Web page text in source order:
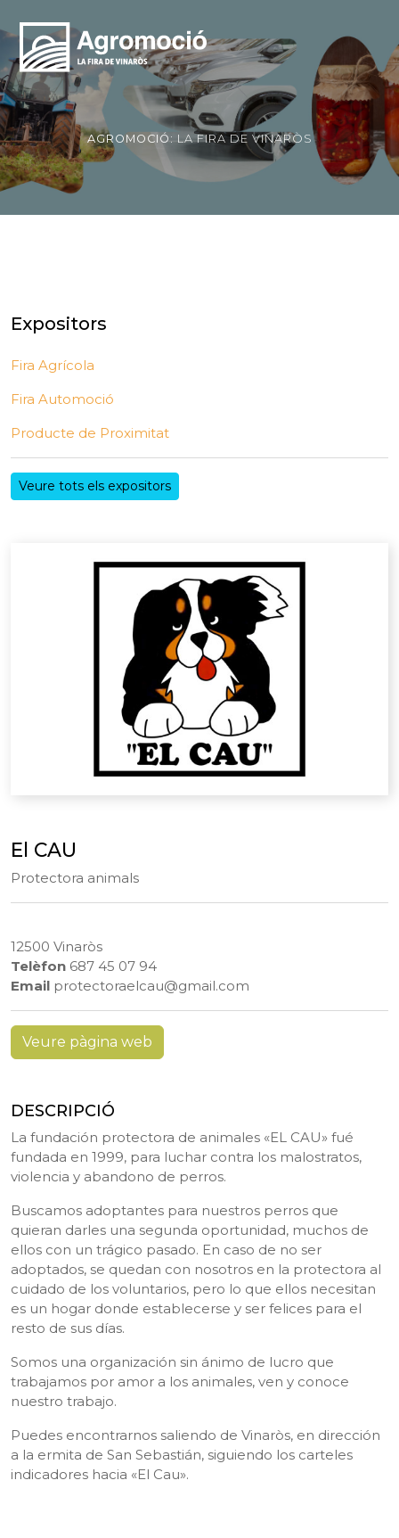
AGROMOCIÓ: LA FIRA DE VINARÒS
Expositors
Fira Agrícola
Fira Automoció
Producte de Proximitat
Veure tots els expositors
El CAU
Protectora animals
12500 Vinaròs
Telèfon 687 45 07 94
Email protectoraelcau@gmail.com
Veure pàgina web
DESCRIPCIÓ
La fundación protectora de animales «EL CAU» fué
fundada en 1999, para luchar contra los malostratos,
violencia y abandono de perros.
Buscamos adoptantes para nuestros perros que
quieran darles una segunda oportunidad, muchos de
ellos con un trágico pasado. En caso de no ser
adoptados, se quedan con nosotros en la protectora al
cuidado de los voluntarios, pero lo que ellos necesitan
es un hogar donde establecerse y ser felices para el
resto de sus días.
Somos una organización sin ánimo de lucro que
trabajamos por amor a los animales, ven y conoce
nuestro trabajo.
Puedes encontrarnos saliendo de Vinaròs, en dirección
a la ermita de San Sebastián, siguiendo los carteles
indicadores hacia «El Cau».